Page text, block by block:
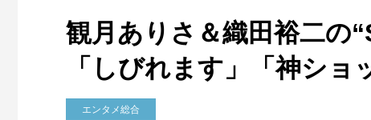
観月ありさ＆織田裕二の
「しびれます」「神ショ
エンタメ総合